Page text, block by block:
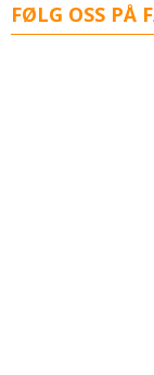
FØLG OSS PÅ